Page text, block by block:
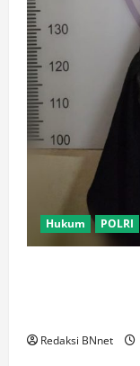
Hukum POLRI
Redaksi BNnet